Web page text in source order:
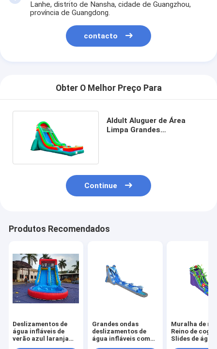
Lanhe, distrito de Nansha, cidade de Guangzhou,
província de Guangdong.
contacto
Obter O Melhor Preço Para
Aldult Aluguer de Área
Limpa Grandes
Continue
Produtos Recomendados
Deslizamentos de
água infláveis de
verão azul laranja
Grandes ondas
deslizamentos de
água infláveis com
Muralha de
Reino de
Slides de água